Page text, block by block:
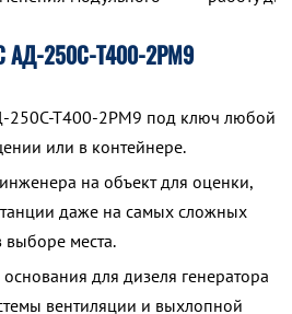
АД-250С-Т400-2РМ9
250С-Т400-2РМ9 под ключ любой
или в контейнере.
на объект для оценки,
даже на самых сложных
выборе места.
для дизеля генератора
вентиляции и выхлопной